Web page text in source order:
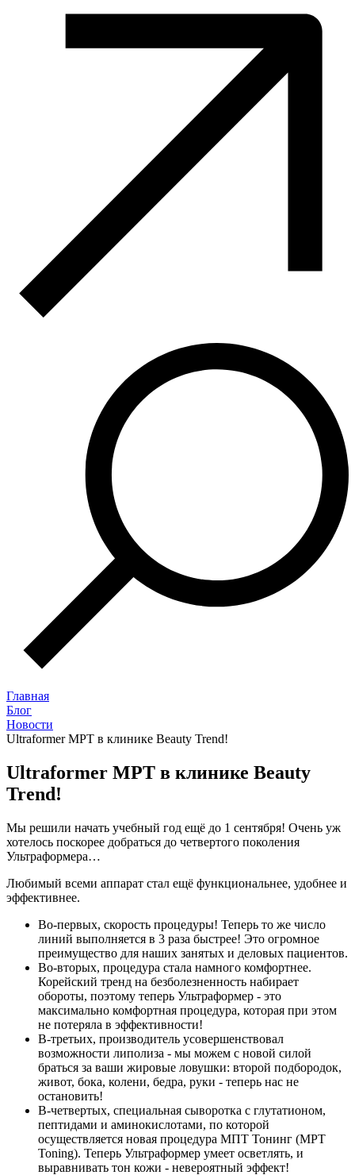
Главная
Блог
Новости
Ultraformer MPT в клинике Beauty Trend!
Ultraformer MPT в клинике Beauty
Trend!
Мы решили начать учебный год ещё до 1 сентября! Очень уж
хотелось поскорее добраться до четвертого поколения
Ультраформера…
Любимый всеми аппарат стал ещё функциональнее, удобнее и
эффективнее.
Во-первых, скорость процедуры! Теперь то же число
линий выполняется в 3 раза быстрее! Это огромное
преимущество для наших занятых и деловых пациентов.
Во-вторых, процедура стала намного комфортнее.
Корейский тренд на безболезненность набирает
обороты, поэтому теперь Ультраформер - это
максимально комфортная процедура, которая при этом
не потеряла в эффективности!
В-третьих, производитель усовершенствовал
возможности липолиза - мы можем с новой силой
браться за ваши жировые ловушки: второй подбородок,
живот, бока, колени, бедра, руки - теперь нас не
остановить!
В-четвертых, специальная сыворотка с глутатионом,
пептидами и аминокислотами, по которой
осуществляется новая процедура МПТ Тонинг (MPT
Toning). Теперь Ультраформер умеет осветлять, и
выравнивать тон кожи - невероятный эффект!